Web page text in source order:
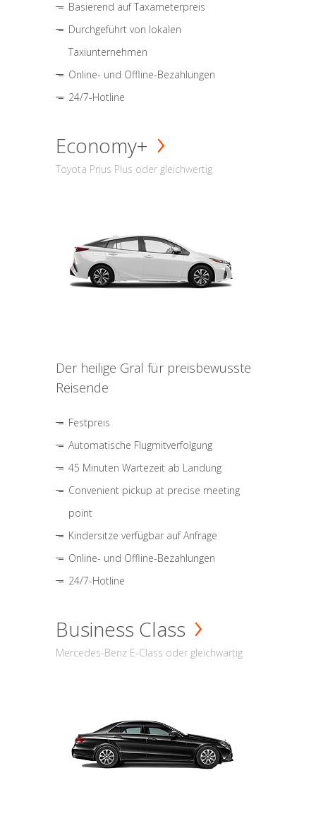
Basierend auf Taxameterpreis
Durchgeführt von lokalen
Taxiunternehmen
Online- und Offline-Bezahlungen
24/7-Hotline
Economy+
Toyota Prius Plus oder gleichwertig
Der heilige Gral für preisbewusste
Reisende
Festpreis
Automatische Flugmitverfolgung
45 Minuten Wartezeit ab Landung
Convenient pickup at precise meeting
point
Kindersitze verfügbar auf Anfrage
Online- und Offline-Bezahlungen
24/7-Hotline
Business Class
Mercedes-Benz E-Class oder gleichwärtig